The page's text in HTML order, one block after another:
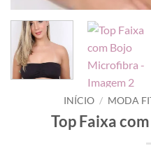
INÍCIO / MODA
Top Faixa